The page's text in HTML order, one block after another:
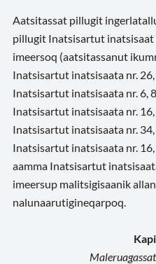
Aatsitassat pillugit
pillugit Inatsisartut inatsisaat
imeersoq (aatsitassanut
Inatsisartut inatsisaata nr.
Inatsisartut inatsisaata nr. 6,
Inatsisartut inatsisaata nr.
Inatsisartut inatsisaata nr.
Inatsisartut inatsisaata nr.
aamma Inatsisartut
imeersup malitsigisaanik
nalunaarutigineqarpoq.